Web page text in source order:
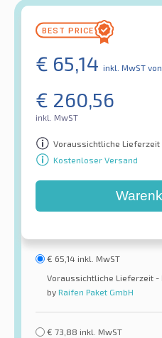
€ 65,14 inkl. MwST
€ 260,56
inkl. MwST
Voraussichtliche Lieferzeit -
Kostenloser Versand
€ 65,14 inkl. MwST
Voraussichtliche Lieferzeit -
by Raifen Paket GmbH
€ 73,88 inkl. MwST